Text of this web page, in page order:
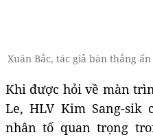
Xuân Bắc, tác giả bàn thắng
Khi được hỏi về màn
Le, HLV Kim Sang-sik
nhân tố quan trọng